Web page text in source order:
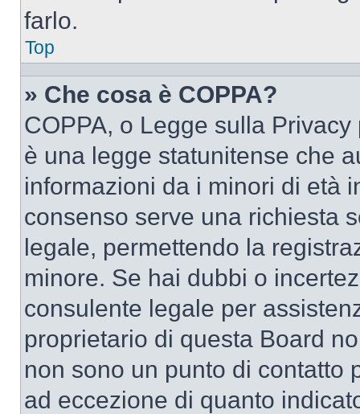
farlo.
Top
» Che cosa è COPPA?
COPPA, o Legge sulla
è una legge statunitense che
informazioni da i minori di età
consenso serve una richiesta
legale, permettendo la
minore. Se hai dubbi o
consulente legale per
proprietario di questa Board
non sono un punto di contatto
ad eccezione di quanto